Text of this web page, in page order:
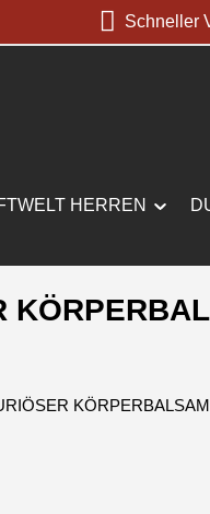
Schneller
HERREN